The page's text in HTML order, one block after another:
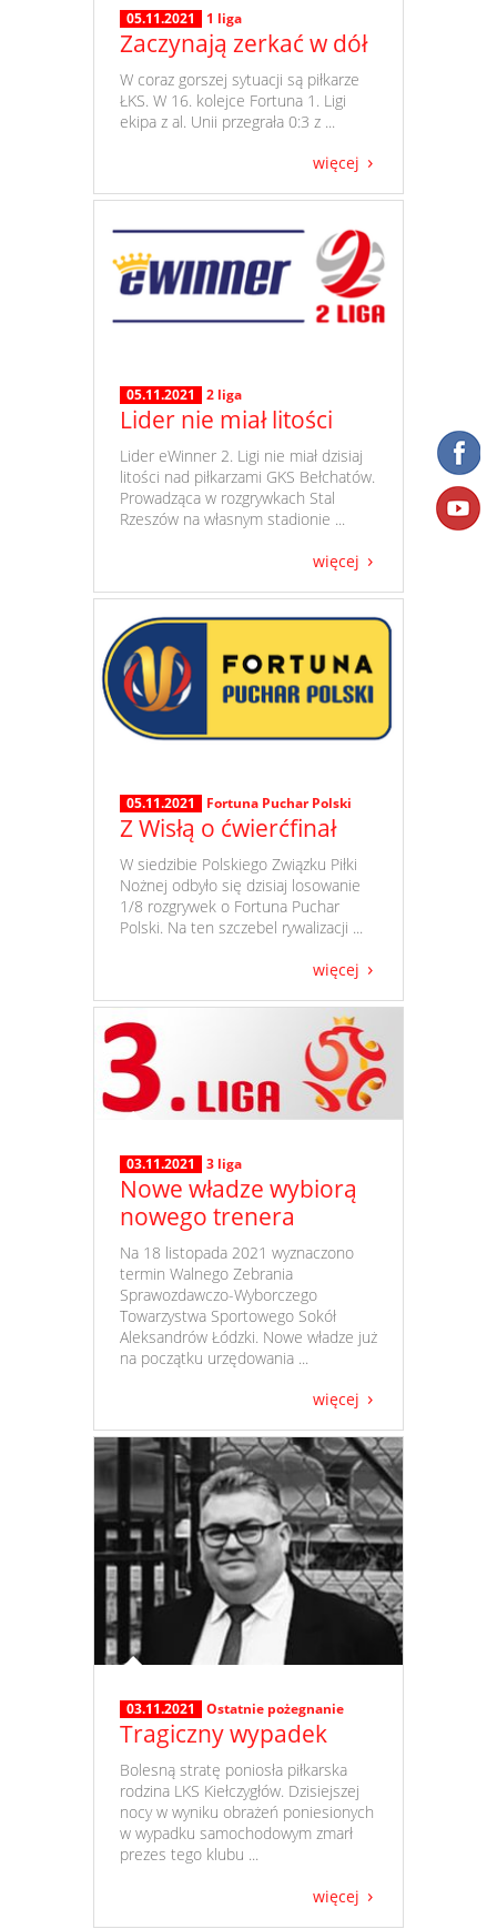
05.11.2021 1 liga
Zaczynają zerkać w dół
​ W coraz gorszej sytuacji są piłkarze
ŁKS. W 16. kolejce Fortuna 1. Ligi
ekipa z al. Unii przegrała 0:3 z ...
więcej
05.11.2021 2 liga
Lider nie miał litości
​ Lider eWinner 2. Ligi nie miał dzisiaj
litości nad piłkarzami GKS Bełchatów.
Prowadząca w rozgrywkach Stal
Rzeszów na własnym stadionie ...
więcej
05.11.2021 Fortuna Puchar Polski
Z Wisłą o ćwierćfinał
​ W siedzibie Polskiego Związku Piłki
Nożnej odbyło się dzisiaj losowanie
1/8 rozgrywek o Fortuna Puchar
Polski. Na ten szczebel rywalizacji ...
więcej
03.11.2021 3 liga
Nowe władze wybiorą
nowego trenera
​ Na 18 listopada 2021 wyznaczono
termin Walnego Zebrania
Sprawozdawczo-Wyborczego
Towarzystwa Sportowego Sokół
Aleksandrów Łódzki. Nowe władze już
na początku urzędowania ...
więcej
03.11.2021 Ostatnie pożegnanie
Tragiczny wypadek
​ Bolesną stratę poniosła piłkarska
rodzina LKS Kiełczygłów. Dzisiejszej
nocy w wyniku obrażeń poniesionych
w wypadku samochodowym zmarł
prezes tego klubu ...
więcej